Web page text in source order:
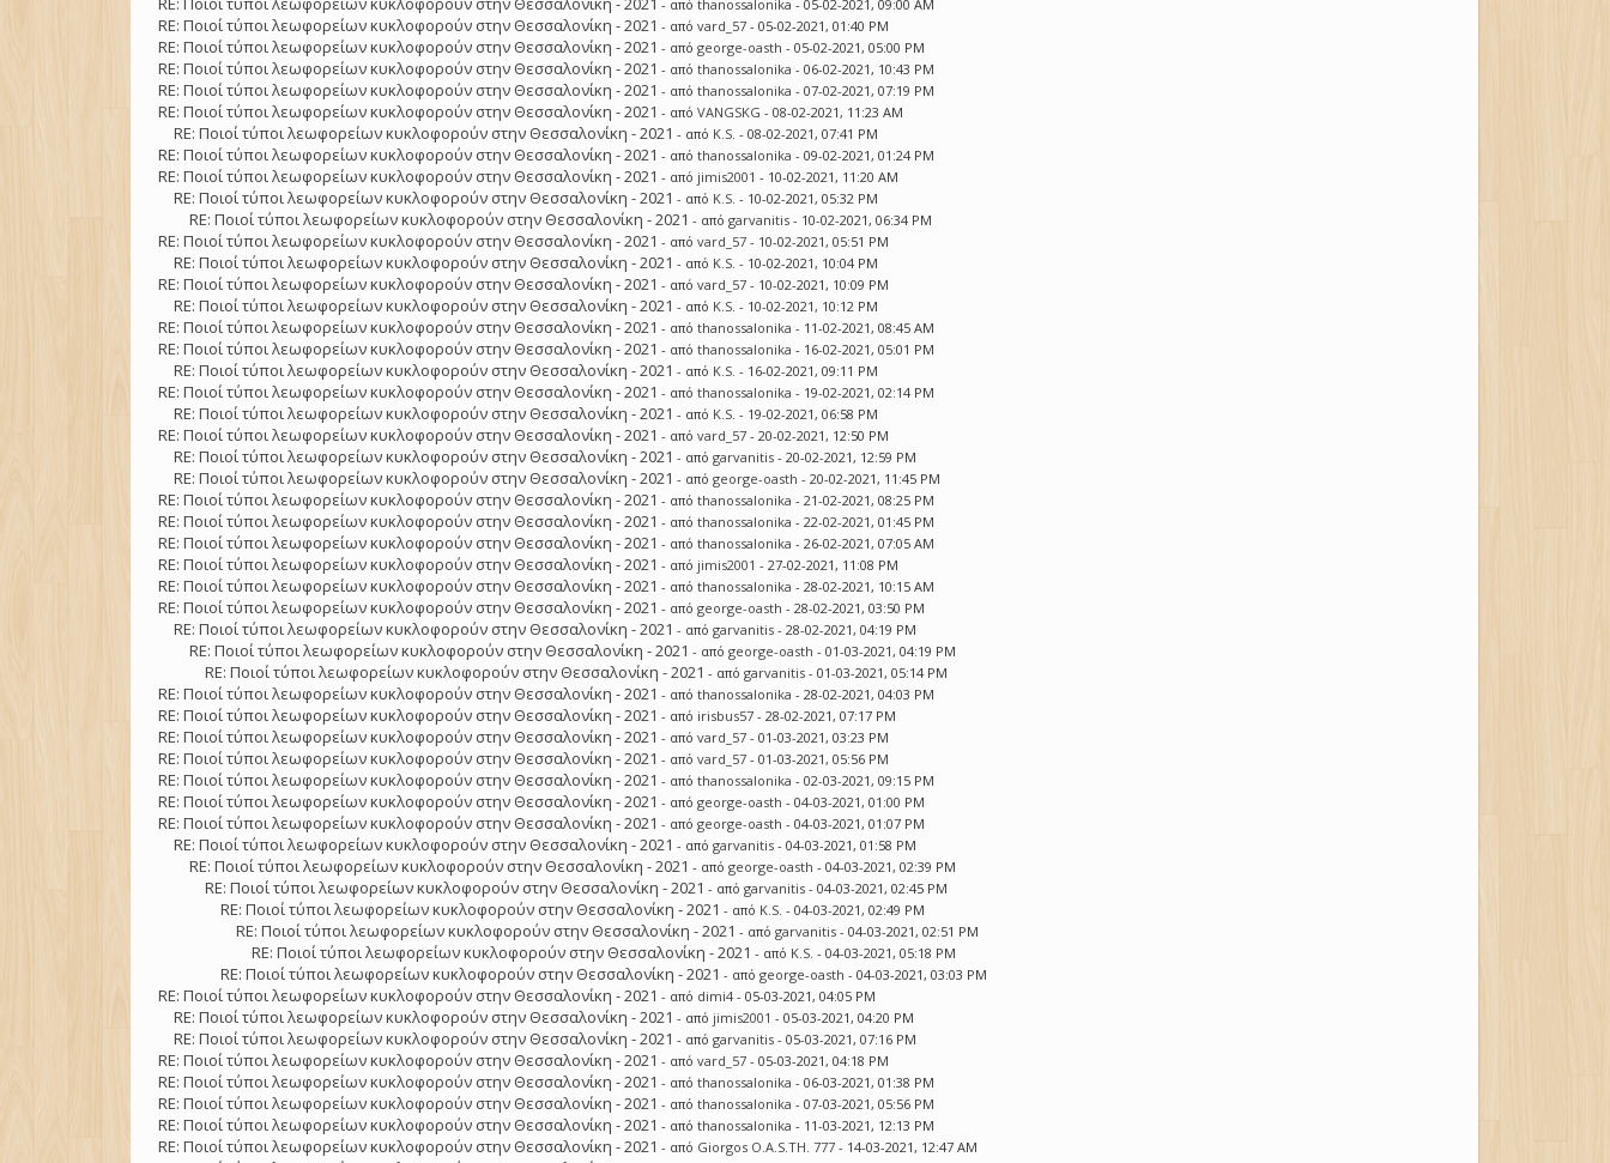
- απόthanossalonika - 05-02-2021, 09:00 AM
RE: Ποιοί τύποι λεωφορείων κυκλοφορούν στην Θεσσαλονίκη - 2021 - απόvard_57 - 05-02-2021, 01:40 PM
RE: Ποιοί τύποι λεωφορείων κυκλοφορούν στην Θεσσαλονίκη - 2021 - απόgeorge-oasth - 05-02-2021, 05:00 PM
RE: Ποιοί τύποι λεωφορείων κυκλοφορούν στην Θεσσαλονίκη - 2021 - απόthanossalonika - 06-02-2021, 10:43 PM
RE: Ποιοί τύποι λεωφορείων κυκλοφορούν στην Θεσσαλονίκη - 2021 - απόthanossalonika - 07-02-2021, 07:19 PM
RE: Ποιοί τύποι λεωφορείων κυκλοφορούν στην Θεσσαλονίκη - 2021 - απόVANGSKG - 08-02-2021, 11:23 AM
RE: Ποιοί τύποι λεωφορείων κυκλοφορούν στην Θεσσαλονίκη - 2021 - από K.S. - 08-02-2021, 07:41 PM
RE: Ποιοί τύποι λεωφορείων κυκλοφορούν στην Θεσσαλονίκη - 2021 - απόthanossalonika - 09-02-2021, 01:24 PM
RE: Ποιοί τύποι λεωφορείων κυκλοφορούν στην Θεσσαλονίκη - 2021 - από jimis2001 - 10-02-2021, 11:20 AM
RE: Ποιοί τύποι λεωφορείων κυκλοφορούν στην Θεσσαλονίκη - 2021 - από K.S. - 10-02-2021, 05:32 PM
RE: Ποιοί τύποι λεωφορείων κυκλοφορούν στην Θεσσαλονίκη - 2021 - απόgarvanitis - 10-02-2021, 06:34 PM
RE: Ποιοί τύποι λεωφορείων κυκλοφορούν στην Θεσσαλονίκη - 2021 - απόvard_57 - 10-02-2021, 05:51 PM
RE: Ποιοί τύποι λεωφορείων κυκλοφορούν στην Θεσσαλονίκη - 2021 - από K.S. - 10-02-2021, 10:04 PM
RE: Ποιοί τύποι λεωφορείων κυκλοφορούν στην Θεσσαλονίκη - 2021 - απόvard_57 - 10-02-2021, 10:09 PM
RE: Ποιοί τύποι λεωφορείων κυκλοφορούν στην Θεσσαλονίκη - 2021 - από K.S. - 10-02-2021, 10:12 PM
RE: Ποιοί τύποι λεωφορείων κυκλοφορούν στην Θεσσαλονίκη - 2021 - απόthanossalonika - 11-02-2021, 08:45 AM
RE: Ποιοί τύποι λεωφορείων κυκλοφορούν στην Θεσσαλονίκη - 2021 - απόthanossalonika - 16-02-2021, 05:01 PM
RE: Ποιοί τύποι λεωφορείων κυκλοφορούν στην Θεσσαλονίκη - 2021 - από K.S. - 16-02-2021, 09:11 PM
RE: Ποιοί τύποι λεωφορείων κυκλοφορούν στην Θεσσαλονίκη - 2021 - απόthanossalonika - 19-02-2021, 02:14 PM
RE: Ποιοί τύποι λεωφορείων κυκλοφορούν στην Θεσσαλονίκη - 2021 - από K.S. - 19-02-2021, 06:58 PM
RE: Ποιοί τύποι λεωφορείων κυκλοφορούν στην Θεσσαλονίκη - 2021 - απόvard_57 - 20-02-2021, 12:50 PM
RE: Ποιοί τύποι λεωφορείων κυκλοφορούν στην Θεσσαλονίκη - 2021 - απόgarvanitis - 20-02-2021, 12:59 PM
RE: Ποιοί τύποι λεωφορείων κυκλοφορούν στην Θεσσαλονίκη - 2021 - απόgeorge-oasth - 20-02-2021, 11:45 PM
RE: Ποιοί τύποι λεωφορείων κυκλοφορούν στην Θεσσαλονίκη - 2021 - απόthanossalonika - 21-02-2021, 08:25 PM
RE: Ποιοί τύποι λεωφορείων κυκλοφορούν στην Θεσσαλονίκη - 2021 - απόthanossalonika - 22-02-2021, 01:45 PM
RE: Ποιοί τύποι λεωφορείων κυκλοφορούν στην Θεσσαλονίκη - 2021 - απόthanossalonika - 26-02-2021, 07:05 AM
RE: Ποιοί τύποι λεωφορείων κυκλοφορούν στην Θεσσαλονίκη - 2021 - από jimis2001 - 27-02-2021, 11:08 PM
RE: Ποιοί τύποι λεωφορείων κυκλοφορούν στην Θεσσαλονίκη - 2021 - απόthanossalonika - 28-02-2021, 10:15 AM
RE: Ποιοί τύποι λεωφορείων κυκλοφορούν στην Θεσσαλονίκη - 2021 - απόgeorge-oasth - 28-02-2021, 03:50 PM
RE: Ποιοί τύποι λεωφορείων κυκλοφορούν στην Θεσσαλονίκη - 2021 - απόgarvanitis - 28-02-2021, 04:19 PM
RE: Ποιοί τύποι λεωφορείων κυκλοφορούν στην Θεσσαλονίκη - 2021 - απόgeorge-oasth - 01-03-2021, 04:19 PM
RE: Ποιοί τύποι λεωφορείων κυκλοφορούν στην Θεσσαλονίκη - 2021 - απόgarvanitis - 01-03-2021, 05:14 PM
RE: Ποιοί τύποι λεωφορείων κυκλοφορούν στην Θεσσαλονίκη - 2021 - απόthanossalonika - 28-02-2021, 04:03 PM
RE: Ποιοί τύποι λεωφορείων κυκλοφορούν στην Θεσσαλονίκη - 2021 - από irisbus57 - 28-02-2021, 07:17 PM
RE: Ποιοί τύποι λεωφορείων κυκλοφορούν στην Θεσσαλονίκη - 2021 - απόvard_57 - 01-03-2021, 03:23 PM
RE: Ποιοί τύποι λεωφορείων κυκλοφορούν στην Θεσσαλονίκη - 2021 - απόvard_57 - 01-03-2021, 05:56 PM
RE: Ποιοί τύποι λεωφορείων κυκλοφορούν στην Θεσσαλονίκη - 2021 - απόthanossalonika - 02-03-2021, 09:15 PM
RE: Ποιοί τύποι λεωφορείων κυκλοφορούν στην Θεσσαλονίκη - 2021 - απόgeorge-oasth - 04-03-2021, 01:00 PM
RE: Ποιοί τύποι λεωφορείων κυκλοφορούν στην Θεσσαλονίκη - 2021 - απόgeorge-oasth - 04-03-2021, 01:07 PM
RE: Ποιοί τύποι λεωφορείων κυκλοφορούν στην Θεσσαλονίκη - 2021 - απόgarvanitis - 04-03-2021, 01:58 PM
RE: Ποιοί τύποι λεωφορείων κυκλοφορούν στην Θεσσαλονίκη - 2021 - απόgeorge-oasth - 04-03-2021, 02:39 PM
RE: Ποιοί τύποι λεωφορείων κυκλοφορούν στην Θεσσαλονίκη - 2021 - απόgarvanitis - 04-03-2021, 02:45 PM
RE: Ποιοί τύποι λεωφορείων κυκλοφορούν στην Θεσσαλονίκη - 2021 - από K.S. - 04-03-2021, 02:49 PM
RE: Ποιοί τύποι λεωφορείων κυκλοφορούν στην Θεσσαλονίκη - 2021 - απόgarvanitis - 04-03-2021, 02:51 PM
RE: Ποιοί τύποι λεωφορείων κυκλοφορούν στην Θεσσαλονίκη - 2021 - από K.S. - 04-03-2021, 05:18 PM
RE: Ποιοί τύποι λεωφορείων κυκλοφορούν στην Θεσσαλονίκη - 2021 - απόgeorge-oasth - 04-03-2021, 03:03 PM
RE: Ποιοί τύποι λεωφορείων κυκλοφορούν στην Θεσσαλονίκη - 2021 - από dimi4 - 05-03-2021, 04:05 PM
RE: Ποιοί τύποι λεωφορείων κυκλοφορούν στην Θεσσαλονίκη - 2021 - από jimis2001 - 05-03-2021, 04:20 PM
RE: Ποιοί τύποι λεωφορείων κυκλοφορούν στην Θεσσαλονίκη - 2021 - απόgarvanitis - 05-03-2021, 07:16 PM
RE: Ποιοί τύποι λεωφορείων κυκλοφορούν στην Θεσσαλονίκη - 2021 - απόvard_57 - 05-03-2021, 04:18 PM
RE: Ποιοί τύποι λεωφορείων κυκλοφορούν στην Θεσσαλονίκη - 2021 - απόthanossalonika - 06-03-2021, 01:38 PM
RE: Ποιοί τύποι λεωφορείων κυκλοφορούν στην Θεσσαλονίκη - 2021 - απόthanossalonika - 07-03-2021, 05:56 PM
RE: Ποιοί τύποι λεωφορείων κυκλοφορούν στην Θεσσαλονίκη - 2021 - απόthanossalonika - 11-03-2021, 12:13 PM
RE: Ποιοί τύποι λεωφορείων κυκλοφορούν στην Θεσσαλονίκη - 2021 - από Giorgos O.A.S.TH. 777 - 14-03-2021, 12:47 AM